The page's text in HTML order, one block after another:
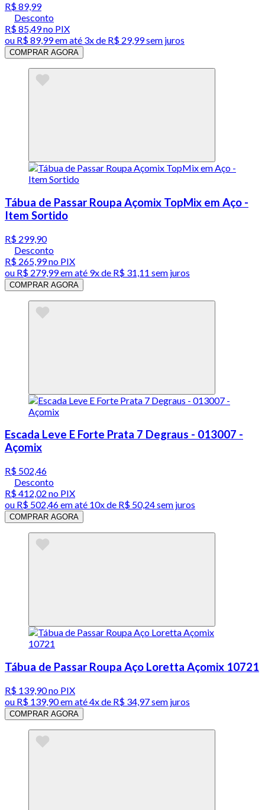
R$ 89,99
Desconto
R$ 85,49no PIX
ou R$ 89,99em até 3x de R$ 29,99 sem juros
COMPRAR AGORA
Tábua de Passar Roupa Açomix TopMix em Aço -
Item Sortido
R$ 299,90
Desconto
R$ 265,99no PIX
ou R$ 279,99em até 9x de R$ 31,11 sem juros
COMPRAR AGORA
Escada Leve E Forte Prata 7 Degraus - 013007 -
Açomix
R$ 502,46
Desconto
R$ 412,02 no PIX
ou R$ 502,46em até 10x de R$ 50,24 sem juros
COMPRAR AGORA
Tábua de Passar Roupa Aço Loretta Açomix 10721
R$ 139,90no PIX
ou R$ 139,90em até4x de R$ 34,97 sem juros
COMPRAR AGORA